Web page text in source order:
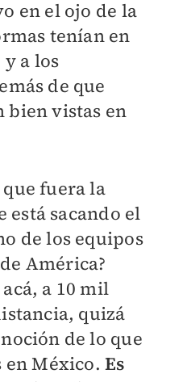
en el ojo de la
tenían en
a los
de que
bien vistas en
que fuera la
está sacando el
de los equipos
América?
a 10 mil
quizá
de lo que
en México.Es